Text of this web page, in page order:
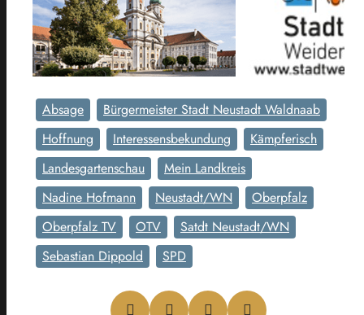
Absage
Bürgermeister Stadt Neustadt Waldnaab
Hoffnung
Interessensbekundung
Kämpferisch
Landesgartenschau
Mein Landkreis
Nadine Hofmann
Neustadt/WN
Oberpfalz
Oberpfalz TV
OTV
Satdt Neustadt/WN
Sebastian Dippold
SPD